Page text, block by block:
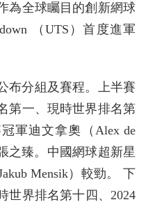
為全球矚目的創新網球
（UTS）首度進軍
布分組及賽程。上半賽
第一、現時世界排名第
軍迪文拿奧（Alex de
之臻。中國網球超新星
Mensik）較勁。 下
世界排名第十四、2024